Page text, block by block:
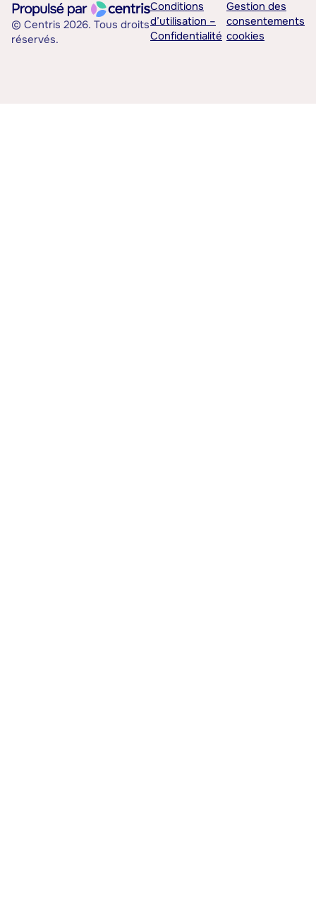
© Centris 2026. Tous droits
réservés.
Conditions
d’utilisation –
Confidentialité
Gestion des
consentements
cookies